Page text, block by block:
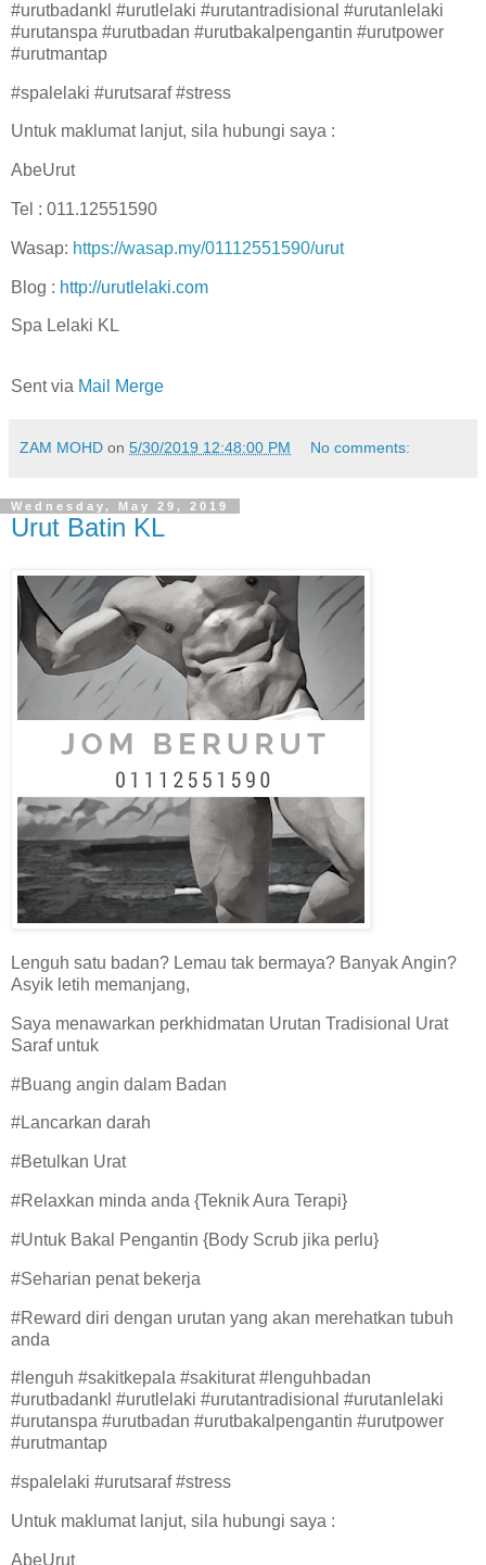
#urutbadankl #urutlelaki #urutantradisional #urutanlelaki
#urutanspa #urutbadan #urutbakalpengantin #urutpower
#urutmantap
#spalelaki #urutsaraf #stress
Untuk maklumat lanjut, sila hubungi saya :
AbeUrut
Tel : 011.12551590
Wasap: https://wasap.my/01112551590/urut
Blog : http://urutlelaki.com
Spa Lelaki KL
Sent via Mail Merge
ZAM MOHD on 5/30/2019 12:48:00 PM No comments:
Wednesday, May 29, 2019
Urut Batin KL
Lenguh satu badan? Lemau tak bermaya? Banyak Angin?
Asyik letih memanjang,
Saya menawarkan perkhidmatan Urutan Tradisional Urat
Saraf untuk
#Buang angin dalam Badan
#Lancarkan darah
#Betulkan Urat
#Relaxkan minda anda {Teknik Aura Terapi}
#Untuk Bakal Pengantin {Body Scrub jika perlu}
#Seharian penat bekerja
#Reward diri dengan urutan yang akan merehatkan tubuh
anda
#lenguh #sakitkepala #sakiturat #lenguhbadan
#urutbadankl #urutlelaki #urutantradisional #urutanlelaki
#urutanspa #urutbadan #urutbakalpengantin #urutpower
#urutmantap
#spalelaki #urutsaraf #stress
Untuk maklumat lanjut, sila hubungi saya :
AbeUrut